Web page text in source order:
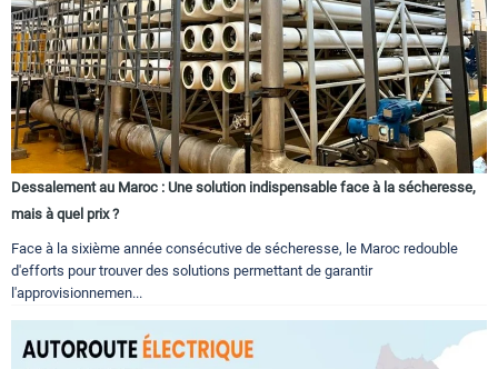
Dessalement au Maroc : Une solution indispensable face à la sécheresse,
mais à quel prix ?
Face à la sixième année consécutive de sécheresse, le Maroc redouble
d'efforts pour trouver des solutions permettant de garantir
l'approvisionnemen...